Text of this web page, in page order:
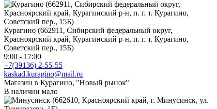
Курагино (662911, Сибирский федеральный округ,
Красноярский край, Курагинский р-н, п. г. т. Курагино,
Советский пер., 15Б)
9:00 - 17:00
+7(39136) 2-55-55
kaskad.kuragino@mail.ru
Магазин в Курагино, "Новый рынок"
В наличии мало